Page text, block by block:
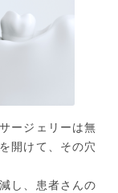
ージェリーは無
開けて、その穴
し、患者さんの